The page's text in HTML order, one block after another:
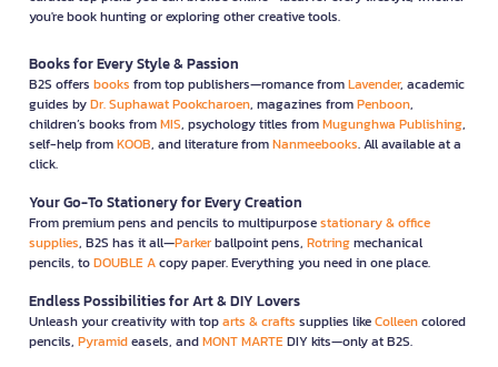
you're book hunting or exploring other creative tools.
Books for Every Style & Passion
B2S offers books from top publishers—romance fromLavender, academic
guides byDr. Suphawat Pookcharoen, magazines fromPenboon,
children’s books fromMIS, psychology titles fromMugunghwa Publishing,
self-help fromKOOB, and literature fromNanmeebooks. All available at a
click.
Your Go-To Stationery for Every Creation
From premium pens and pencils to multipurposestationary & office
supplies, B2S has it all—Parkerballpoint pens, Rotringmechanical
pencils, toDOUBLE Acopy paper. Everything you need in one place.
Endless Possibilities for Art & DIY Lovers
Unleash your creativity with toparts & crafts supplies likeColleencolored
pencils, Pyramideasels, andMONT MARTEDIY kits—only at B2S.